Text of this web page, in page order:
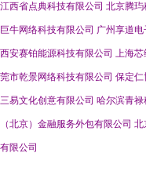
江西省点典科技有限公司 北京腾玙
巨牛网络科技有限公司 广州享道电
西安赛铂能源科技有限公司 上海芯
莞市乾景网络科技有限公司 保定仁
三易文化创意有限公司 哈尔滨青禄
（北京）金融服务外包有限公司 北
有限公司